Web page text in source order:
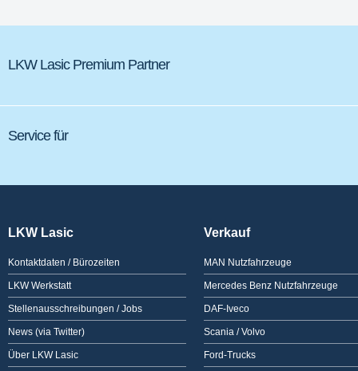
LKW Lasic Premium Partner
Service für
LKW Lasic
Kontaktdaten / Bürozeiten
LKW Werkstatt
Stellenausschreibungen / Jobs
News (via Twitter)
Über LKW Lasic
Verkauf
MAN Nutzfahrzeuge
Mercedes Benz Nutzfahrzeuge
DAF-Iveco
Scania / Volvo
Ford-Trucks